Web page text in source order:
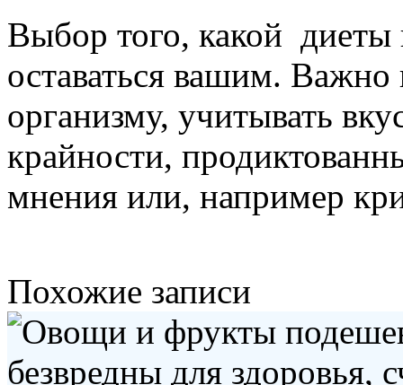
Выбор того, какой диеты
оставаться вашим.
организму, учитывать
крайности,
мнения или, например
Похожие записи